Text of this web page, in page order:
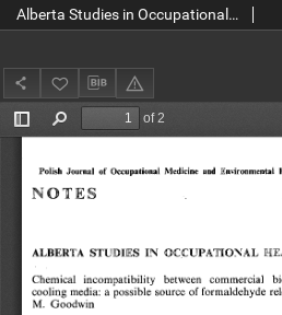
Alberta Studies in Occupational Health